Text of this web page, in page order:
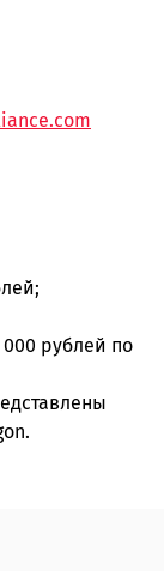
000 рублей по